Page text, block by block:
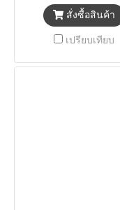
สั่งซื้อสินค้า
เปรียบเทียบ